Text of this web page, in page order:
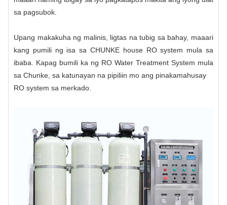
sa pagsubok.
Upang makakuha ng malinis, ligtas na tubig sa bahay, maaari
kang pumili ng isa sa CHUNKE house RO system mula sa
ibaba. Kapag bumili ka ng RO Water Treatment System mula
sa Chunke, sa katunayan na pipiliin mo ang pinakamahusay
RO system sa merkado.